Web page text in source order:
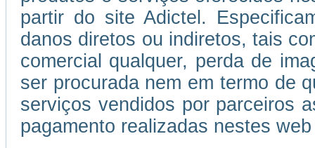
partir do site Adictel.
danos diretos ou indiretos, tais
comercial qualquer, perda de
ser procurada nem em termo de
serviços vendidos por parceiros
pagamento realizadas nestes